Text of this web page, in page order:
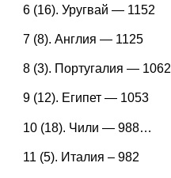
6 (16). Уругвай — 1152
7 (8). Англия — 1125
8 (3). Португалия — 1062
9 (12). Египет — 1053
10 (18). Чили — 988…
11 (5). Италия – 982